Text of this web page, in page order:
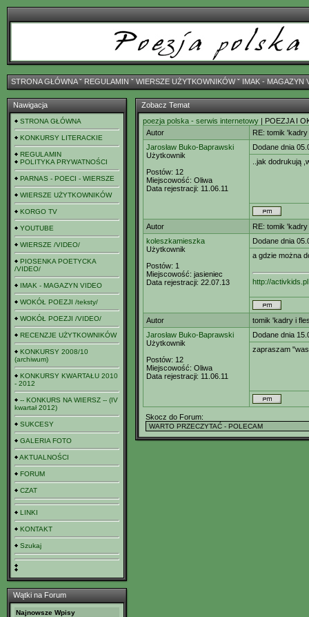
STRONA GŁÓWNAˇ REGULAMIN ˇ WIERSZE UŻYTKOWNIKÓWˇ IMAK - MAGAZYN
Nawigacja
STRONA GŁÓWNA
KONKURSY LITERACKIE
REGULAMIN
POLITYKA PRYWATNOŚCI
PARNAS - POECI - WIERSZE
WIERSZE UŻYTKOWNIKÓW
KORGO TV
YOUTUBE
WIERSZE /VIDEO/
PIOSENKA POETYCKA
/VIDEO/
IMAK - MAGAZYN VIDEO
WOKÓŁ POEZJI /teksty/
WOKÓŁ POEZJI /VIDEO/
RECENZJE UŻYTKOWNIKÓW
KONKURSY 2008/10
(archiwum)
KONKURSY KWARTAŁU 2010
- 2012
-- KONKURS NA WIERSZ -- (IV
kwartał 2012)
SUKCESY
GALERIA FOTO
AKTUALNOŚCI
FORUM
CZAT
LINKI
KONTAKT
Szukaj
Wątki na Forum
Najnowsze Wpisy
Zobacz Temat
poezja polska - serwis internetowy | POEZJA I
Autor
RE: tomik
Jarosław Buko-Baprawski
Użytkownik
Postów: 12
Miejscowość: Oliwa
Data rejestracji: 11.06.11
Dodane dnia
..jak dodrukują
Autor
RE: tomik
koleszkamieszka
Użytkownik
Postów: 1
Miejscowość: jasieniec
Data rejestracji: 22.07.13
Dodane dnia
a gdzie można
http://activkids.pl
Autor
tomik 'kadry i
Jarosław Buko-Baprawski
Użytkownik
Postów: 12
Miejscowość: Oliwa
Data rejestracji: 11.06.11
Dodane dnia
zapraszam
Skocz do Forum: